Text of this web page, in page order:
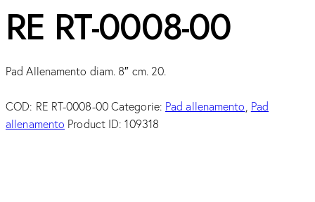
RE RT-0008-00
Pad Allenamento diam. 8″ cm. 20.
COD: RE RT-0008-00 Categorie: Pad allenamento, Pad
allenamento Product ID:109318